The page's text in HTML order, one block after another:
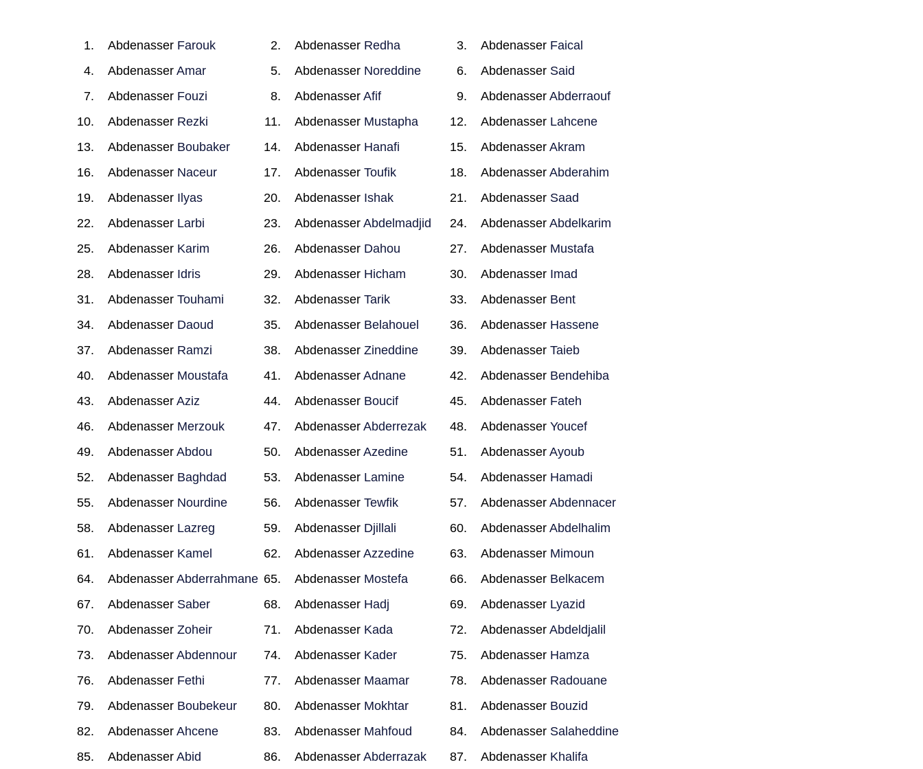
Abdenasser Farouk Abdenasser Redha Abdenasser Faical
Abdenasser Amar Abdenasser Noreddine Abdenasser Said
Abdenasser Fouzi Abdenasser Afif AbdenasserAbderraouf
Abdenasser Rezki Abdenasser Mustapha Abdenasser Lahcene
Abdenasser Boubaker Abdenasser Hanafi AbdenasserAkram
Abdenasser Naceur Abdenasser Toufik AbdenasserAbderahim
Abdenasser Ilyas Abdenasser Ishak Abdenasser Saad
Abdenasser Larbi Abdenasser Abdelmadjid AbdenasserAbdelkarim
Abdenasser Karim Abdenasser Dahou Abdenasser Mustafa
Abdenasser Idris Abdenasser Hicham Abdenasser Imad
Abdenasser Touhami Abdenasser Tarik Abdenasser Bent
Abdenasser Daoud Abdenasser Belahouel Abdenasser Hassene
Abdenasser Ramzi Abdenasser Zineddine AbdenasserTaieb
Abdenasser Moustafa Abdenasser Adnane Abdenasser Bendehiba
Abdenasser Aziz Abdenasser Boucif Abdenasser Fateh
Abdenasser Merzouk Abdenasser Abderrezak AbdenasserYoucef
Abdenasser Abdou Abdenasser Azedine AbdenasserAyoub
Abdenasser Baghdad Abdenasser Lamine Abdenasser Hamadi
Abdenasser Nourdine Abdenasser Tewfik AbdenasserAbdennacer
Abdenasser Lazreg Abdenasser Djillali AbdenasserAbdelhalim
Abdenasser Kamel Abdenasser Azzedine Abdenasser Mimoun
Abdenasser Abderrahmane Abdenasser Mostefa Abdenasser Belkacem
Abdenasser Saber Abdenasser Hadj Abdenasser Lyazid
Abdenasser Zoheir Abdenasser Kada AbdenasserAbdeldjalil
Abdenasser Abdennour Abdenasser Kader Abdenasser Hamza
Abdenasser Fethi Abdenasser Maamar Abdenasser Radouane
Abdenasser Boubekeur Abdenasser Mokhtar Abdenasser Bouzid
Abdenasser Ahcene Abdenasser Mahfoud Abdenasser Salaheddine
Abdenasser Abid Abdenasser Abderrazak Abdenasser Khalifa